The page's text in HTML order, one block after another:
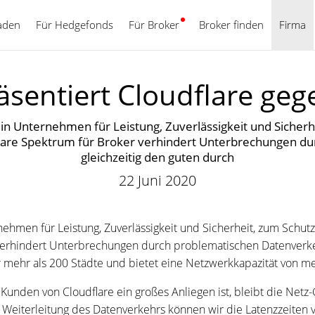
Für Hedgefonds Für Broker Broker finden Firma
Deutsch
Cloudflare
Unternehmen für Leistung, Zuverlässigkeit und
Spektrum für Broker verhindert Unterbrechungen
gleichzeitig den guten durch
22 Juni 2020
für Leistung, Zuverlässigkeit und Sicherheit, zum
Unterbrechungen durch problematischen
als 200 Städte und bietet eine Netzwerkkapazität von
von Cloudflare ein großes Anliegen ist, bleibt die
des Datenverkehrs können wir die